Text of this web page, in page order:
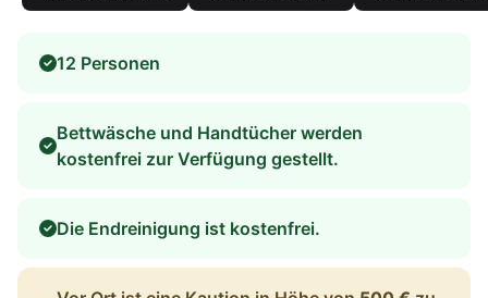
12 Personen
Bettwäsche und Handtücher werden
kostenfrei zur Verfügung gestellt.
Die Endreinigung ist kostenfrei.